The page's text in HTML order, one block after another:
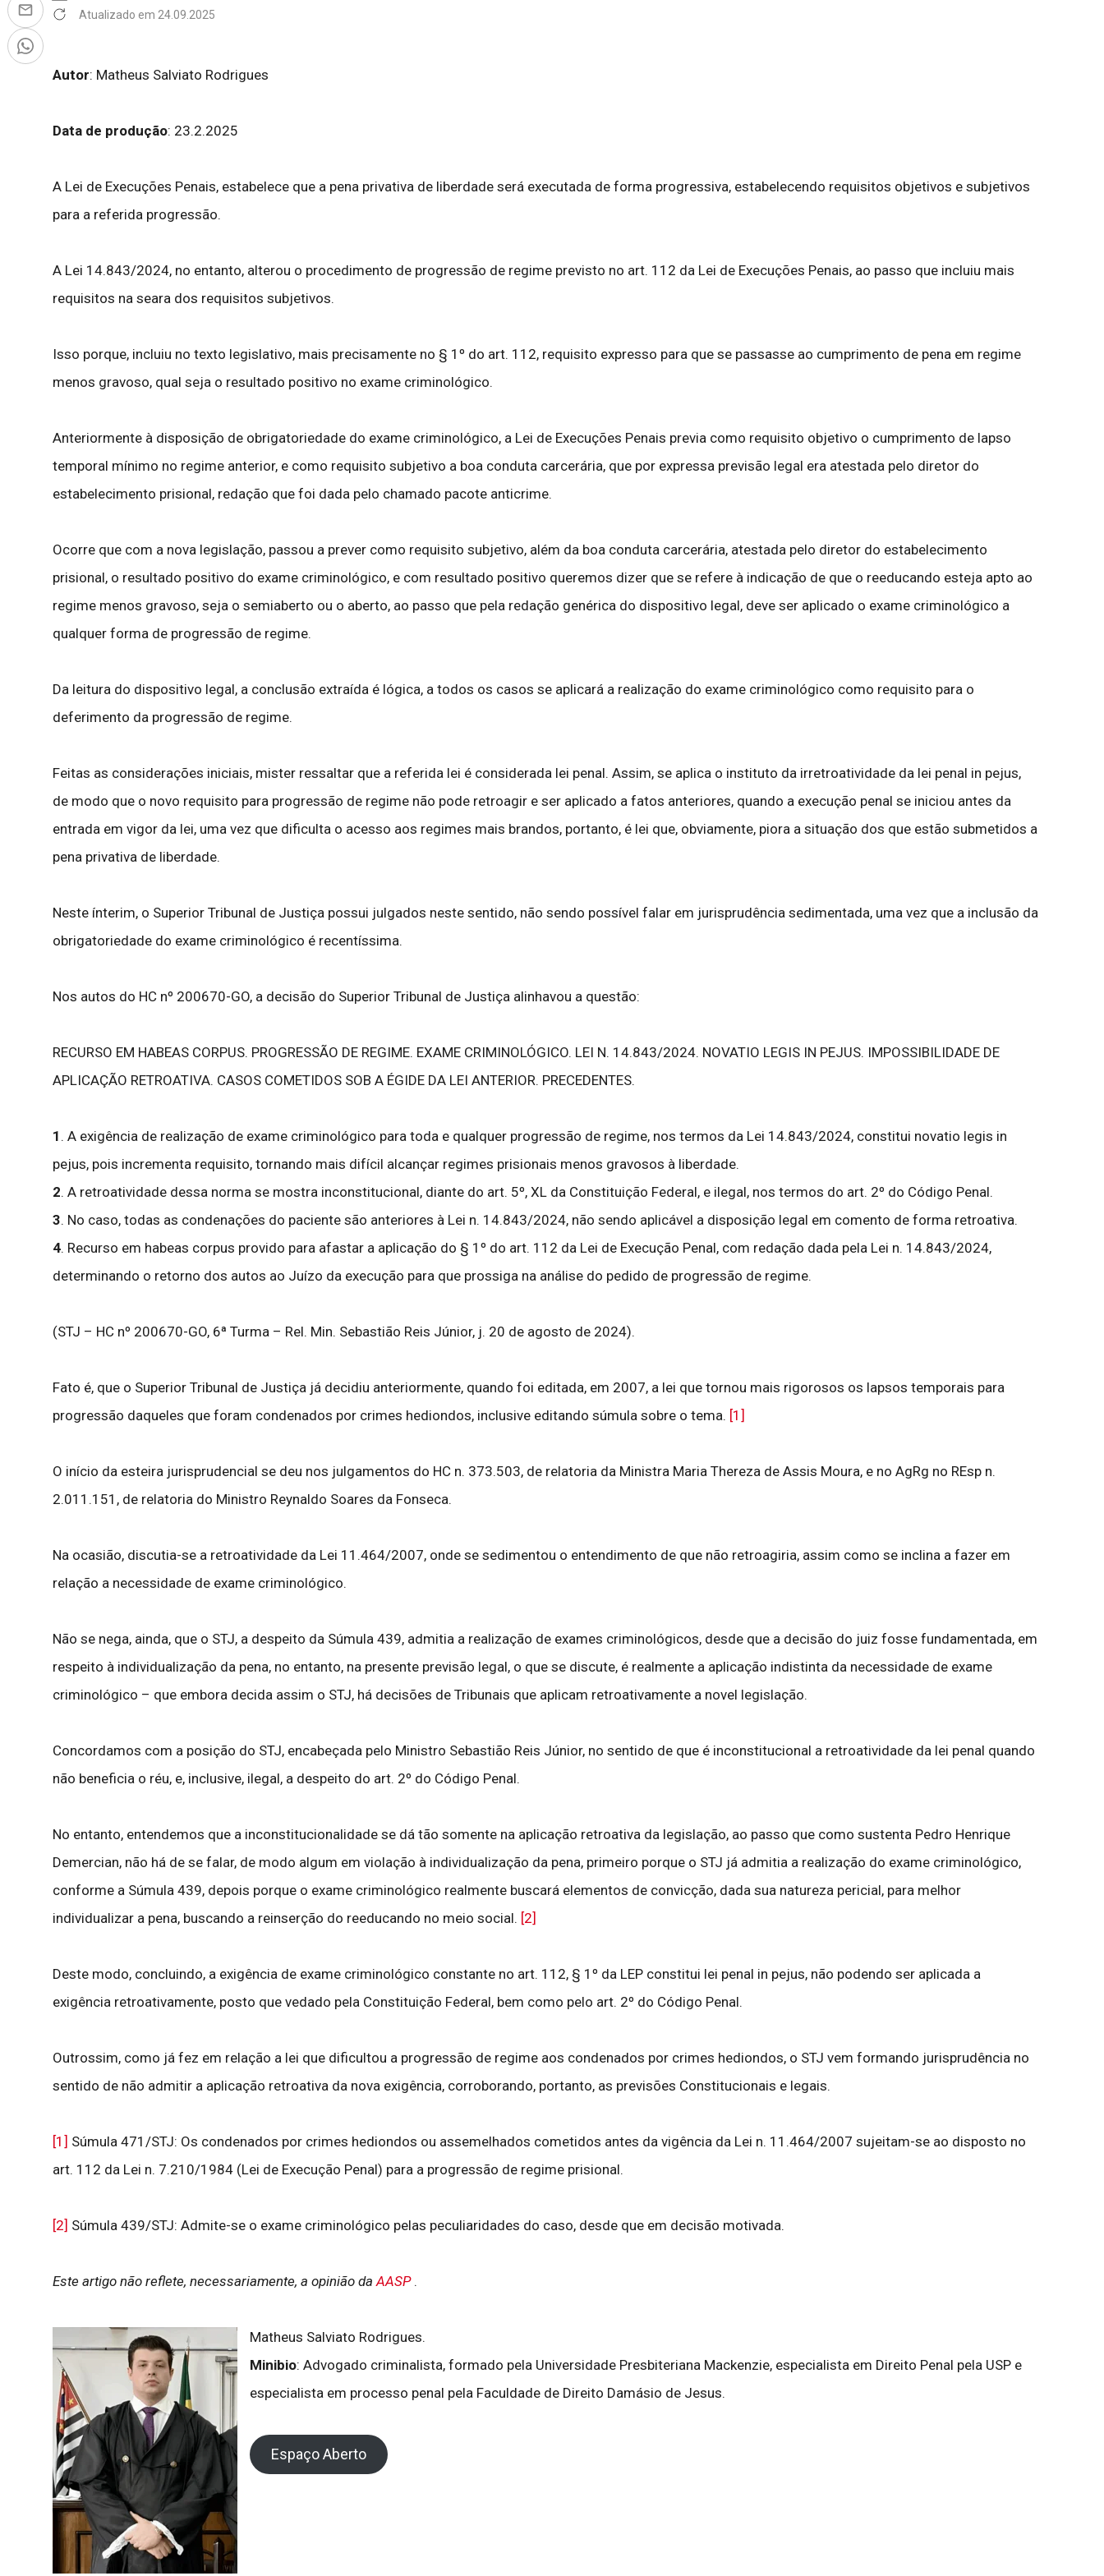
Atualizado em 24.09.2025
Autor: Matheus Salviato Rodrigues
Data de produção: 23.2.2025
A Lei de Execuções Penais, estabelece que a pena privativa de liberdade será executada de forma progressiva, estabelecendo requisitos objetivos e subjetivos
para a referida progressão.
A Lei 14.843/2024, no entanto, alterou o procedimento de progressão de regime previsto no art. 112 da Lei de Execuções Penais, ao passo que incluiu mais
requisitos na seara dos requisitos subjetivos.
Isso porque, incluiu no texto legislativo, mais precisamente no § 1º do art. 112, requisito expresso para que se passasse ao cumprimento de pena em regime
menos gravoso, qual seja o resultado positivo no exame criminológico.
Anteriormente à disposição de obrigatoriedade do exame criminológico, a Lei de Execuções Penais previa como requisito objetivo o cumprimento de lapso
temporal mínimo no regime anterior, e como requisito subjetivo a boa conduta carcerária, que por expressa previsão legal era atestada pelo diretor do
estabelecimento prisional, redação que foi dada pelo chamado pacote anticrime.
Ocorre que com a nova legislação, passou a prever como requisito subjetivo, além da boa conduta carcerária, atestada pelo diretor do estabelecimento
prisional, o resultado positivo do exame criminológico, e com resultado positivo queremos dizer que se refere à indicação de que o reeducando esteja apto ao
regime menos gravoso, seja o semiaberto ou o aberto, ao passo que pela redação genérica do dispositivo legal, deve ser aplicado o exame criminológico a
qualquer forma de progressão de regime.
Da leitura do dispositivo legal, a conclusão extraída é lógica, a todos os casos se aplicará a realização do exame criminológico como requisito para o
deferimento da progressão de regime.
Feitas as considerações iniciais, mister ressaltar que a referida lei é considerada lei penal. Assim, se aplica o instituto da irretroatividade da lei penal in pejus,
de modo que o novo requisito para progressão de regime não pode retroagir e ser aplicado a fatos anteriores, quando a execução penal se iniciou antes da
entrada em vigor da lei, uma vez que dificulta o acesso aos regimes mais brandos, portanto, é lei que, obviamente, piora a situação dos que estão submetidos a
pena privativa de liberdade.
Neste ínterim, o Superior Tribunal de Justiça possui julgados neste sentido, não sendo possível falar em jurisprudência sedimentada, uma vez que a inclusão da
obrigatoriedade do exame criminológico é recentíssima.
Nos autos do HC nº 200670-GO, a decisão do Superior Tribunal de Justiça alinhavou a questão:
RECURSO EM HABEAS CORPUS. PROGRESSÃO DE REGIME. EXAME CRIMINOLÓGICO. LEI N. 14.843/2024. NOVATIO LEGIS IN PEJUS. IMPOSSIBILIDADE DE
APLICAÇÃO RETROATIVA. CASOS COMETIDOS SOB A ÉGIDE DA LEI ANTERIOR. PRECEDENTES.
1 . A exigência de realização de exame criminológico para toda e qualquer progressão de regime, nos termos da Lei 14.843/2024, constitui novatio legis in
pejus, pois incrementa requisito, tornando mais difícil alcançar regimes prisionais menos gravosos à liberdade.
2. A retroatividade dessa norma se mostra inconstitucional, diante do art. 5º, XL da Constituição Federal, e ilegal, nos termos do art. 2º do Código Penal.
3. No caso, todas as condenações do paciente são anteriores à Lei n. 14.843/2024, não sendo aplicável a disposição legal em comento de forma retroativa.
4. Recurso em habeas corpus provido para afastar a aplicação do § 1º do art. 112 da Lei de Execução Penal, com redação dada pela Lei n. 14.843/2024,
determinando o retorno dos autos ao Juízo da execução para que prossiga na análise do pedido de progressão de regime.
(STJ – HC nº 200670-GO, 6ª Turma – Rel. Min. Sebastião Reis Júnior, j. 20 de agosto de 2024).
Fato é, que o Superior Tribunal de Justiça já decidiu anteriormente, quando foi editada, em 2007, a lei que tornou mais rigorosos os lapsos temporais para
progressão daqueles que foram condenados por crimes hediondos, inclusive editando súmula sobre o tema. [1]
O início da esteira jurisprudencial se deu nos julgamentos do HC n. 373.503, de relatoria da Ministra Maria Thereza de Assis Moura, e no AgRg no REsp n.
2.011.151, de relatoria do Ministro Reynaldo Soares da Fonseca.
Na ocasião, discutia-se a retroatividade da Lei 11.464/2007, onde se sedimentou o entendimento de que não retroagiria, assim como se inclina a fazer em
relação a necessidade de exame criminológico.
Não se nega, ainda, que o STJ, a despeito da Súmula 439, admitia a realização de exames criminológicos, desde que a decisão do juiz fosse fundamentada, em
respeito à individualização da pena, no entanto, na presente previsão legal, o que se discute, é realmente a aplicação indistinta da necessidade de exame
criminológico – que embora decida assim o STJ, há decisões de Tribunais que aplicam retroativamente a novel legislação.
Concordamos com a posição do STJ, encabeçada pelo Ministro Sebastião Reis Júnior, no sentido de que é inconstitucional a retroatividade da lei penal quando
não beneficia o réu, e, inclusive, ilegal, a despeito do art. 2º do Código Penal.
No entanto, entendemos que a inconstitucionalidade se dá tão somente na aplicação retroativa da legislação, ao passo que como sustenta Pedro Henrique
Demercian, não há de se falar, de modo algum em violação à individualização da pena, primeiro porque o STJ já admitia a realização do exame criminológico,
conforme a Súmula 439, depois porque o exame criminológico realmente buscará elementos de convicção, dada sua natureza pericial, para melhor
individualizar a pena, buscando a reinserção do reeducando no meio social. [2]
Deste modo, concluindo, a exigência de exame criminológico constante no art. 112, § 1º da LEP constitui lei penal in pejus, não podendo ser aplicada a
exigência retroativamente, posto que vedado pela Constituição Federal, bem como pelo art. 2º do Código Penal.
Outrossim, como já fez em relação a lei que dificultou a progressão de regime aos condenados por crimes hediondos, o STJ vem formando jurisprudência no
sentido de não admitir a aplicação retroativa da nova exigência, corroborando, portanto, as previsões Constitucionais e legais.
[1] Súmula 471/STJ: Os condenados por crimes hediondos ou assemelhados cometidos antes da vigência da Lei n. 11.464/2007 sujeitam-se ao disposto no
art. 112 da Lei n. 7.210/1984 (Lei de Execução Penal) para a progressão de regime prisional.
[2] Súmula 439/STJ: Admite-se o exame criminológico pelas peculiaridades do caso, desde que em decisão motivada.
Este artigo não reflete, necessariamente, a opinião daAASP .
Matheus Salviato Rodrigues.
Minibio: Advogado criminalista, formado pela Universidade Presbiteriana Mackenzie, especialista em Direito Penal pela USP e
especialista em processo penal pela Faculdade de Direito Damásio de Jesus.­­
Espaço Aberto